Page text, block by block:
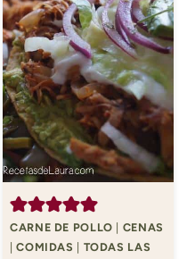
CARNE DE POLLO
CENAS
|COMIDAS
TODAS LAS